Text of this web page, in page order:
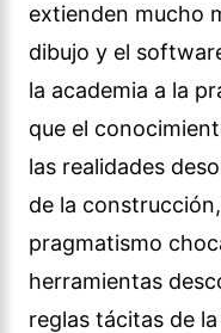
extienden mucho
dibujo y el
la academia a la
que el
las realidades
de la
pragmatismo
herramientas
reglas tácitas de